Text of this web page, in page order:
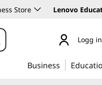
Store Lenovo
Logg
Business